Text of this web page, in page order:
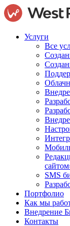
Услуги
Все
SMS
Портфолио
Как мы
Внедрение
Контакты